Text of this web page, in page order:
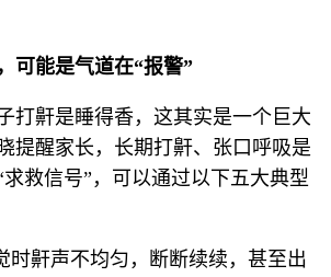
可能是气道在“报警”
打鼾是睡得香，这其实是一个巨大
提醒家长，长期打鼾、张口呼吸是
救信号”，可以通过以下五大典型
时鼾声不均匀，断断续续，甚至出